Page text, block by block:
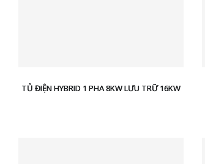
TỦ ĐIỆN HYBRID 1 PHA 8KW LƯU TRỮ 16KW